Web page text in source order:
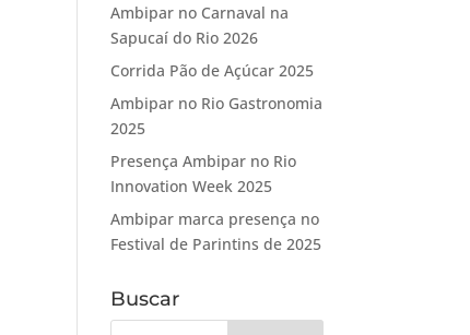
Ambipar no Carnaval na
Sapucaí do Rio 2026
Corrida Pão de Açúcar 2025
Ambipar no Rio Gastronomia
2025
Presença Ambipar no Rio
Innovation Week 2025
Ambipar marca presença no
Festival de Parintins de 2025
Buscar